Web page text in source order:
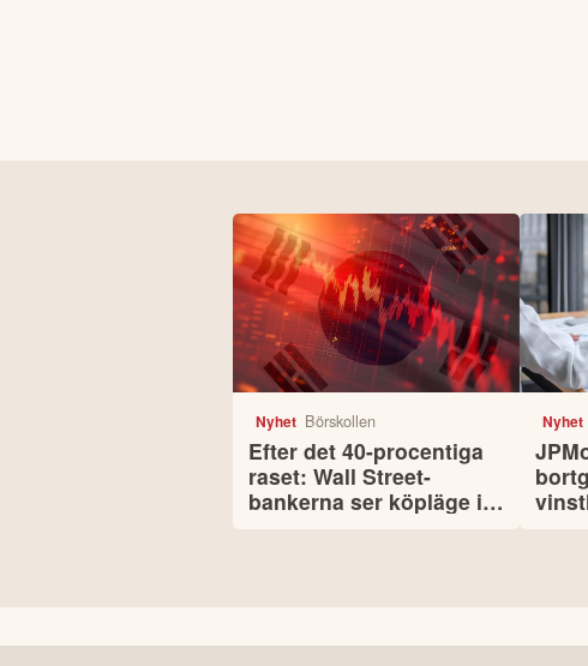
Nyhet Börskollen
Efter det 40-procentiga
raset: Wall Street-
bankerna ser köpläge i
Nyhet